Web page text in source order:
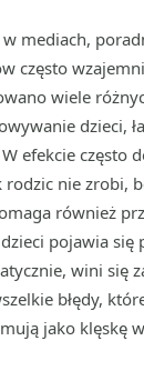
mediach,
często
wiele
dzieci,
efekcie często
nie zrobi,
również
pojawia się
wini się
błędy,
jako klęskę